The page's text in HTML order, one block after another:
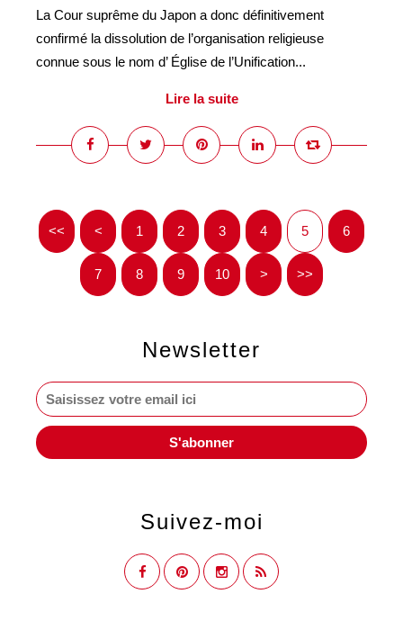
La Cour suprême du Japon a donc définitivement
confirmé la dissolution de l’organisation religieuse
connue sous le nom d’ Église de l’Unification...
Lire la suite
<< < 1 2 3 4 5 6
7 8 9 10 20
30
40
50
60
70
> >>
Newsletter
Suivez-moi